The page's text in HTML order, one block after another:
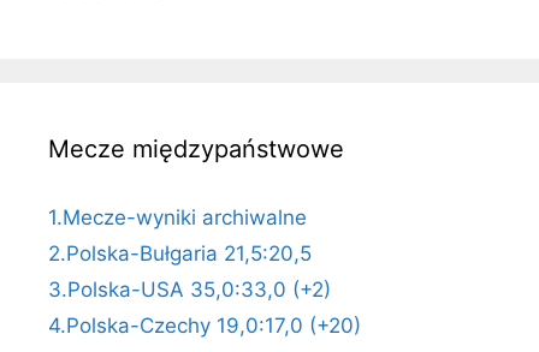
Mecze międzypaństwowe
1.Mecze-wyniki archiwalne
2.Polska-Bułgaria 21,5:20,5
3.Polska-USA 35,0:33,0 (+2)
4.Polska-Czechy 19,0:17,0 (+20)